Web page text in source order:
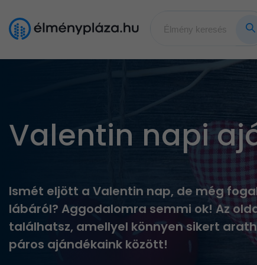
Valentin napi
Ismét eljött a Valentin nap, de még
lábáról? Aggodalomra semmi ok! Az
találhatsz, amellyel könnyen sikert
páros ajándékaink között!